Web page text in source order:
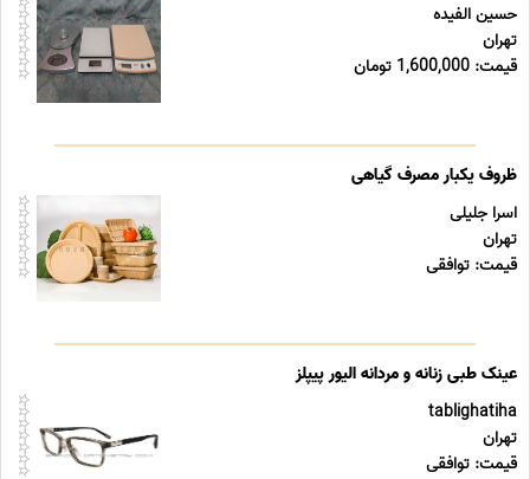
حسین الفیده
تهران
قیمت: 1,600,000 تومان
ظروف یکبار مصرف گیاهی
اسرا جلیلی
تهران
قیمت: توافقی
عینک طبی زنانه و مردانه الیور پیپلز
tablighatiha
تهران
قیمت: توافقی